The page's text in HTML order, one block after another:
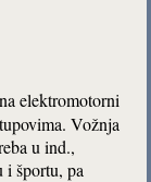
elektromotorni
Vožnja
u ind.,
i športu, pa